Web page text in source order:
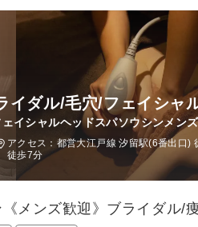
イダル/毛穴/フェイシャ
イシャルヘッドスパソウシンメン
アクセス：都営大江戸線 汐留駅(6番出口)
徒歩7分
メンズ歓迎》ブライダル/